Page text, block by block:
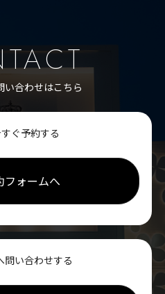
い合わせはこちら
ぐ予約する
フォームへ
問い合わせする